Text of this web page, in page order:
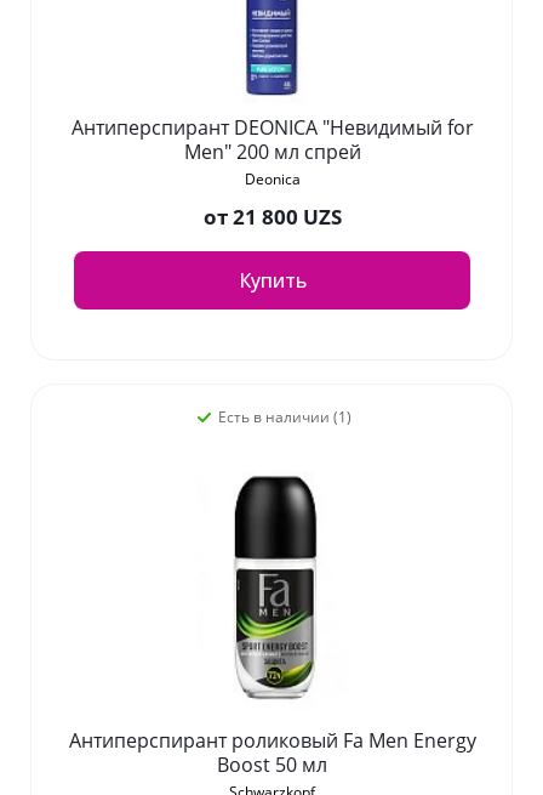
Антиперспирант DEONICA "Невидимый for
Men" 200 мл спрей
Deonica
от21 800 UZS
Купить
Есть в наличии (1)
Антиперспирант роликовый Fa Men Energy
Boost 50 мл